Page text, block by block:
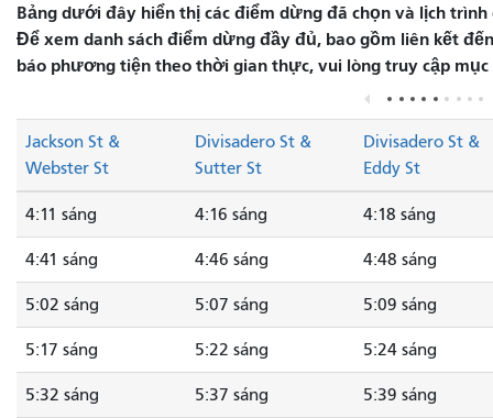
Bảng dưới đây hiển thị các điểm dừng đã chọn và lịch
Để xem danh sách điểm dừng đầy đủ, bao gồm liên kết
báo phương tiện theo thời gian thực, vui lòng truy cập mục
Jackson St &
Webster St
Divisadero St &
Sutter St
Divisadero St &
Eddy St
4:11 sáng 4:16 sáng 4:18 sáng
4:41 sáng 4:46 sáng 4:48 sáng
5:02 sáng 5:07 sáng 5:09 sáng
5:17 sáng 5:22 sáng 5:24 sáng
5:32 sáng 5:37 sáng 5:39 sáng